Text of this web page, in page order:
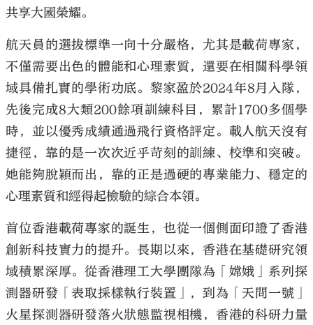
共享大國榮耀。
航天員的選拔標準一向十分嚴格，尤其是載荷專家，
不僅需要出色的體能和心理素質，還要在相關科學領
域具備扎實的學術功底。黎家盈於2024年8月入隊，
先後完成8大類200餘項訓練科目，累計1700多個學
時，並以優秀成績通過飛行資格評定。載人航天沒有
捷徑，靠的是一次次近乎苛刻的訓練、校準和突破。
她能夠脫穎而出，靠的正是過硬的專業能力、穩定的
心理素質和經得起檢驗的綜合本領。
首位香港載荷專家的誕生，也從一個側面印證了香港
創新科技實力的提升。長期以來，香港在基礎研究領
域積累深厚。從香港理工大學團隊為「嫦娥」系列探
測器研發「表取採樣執行裝置」，到為「天問一號」
火星探測器研發落火狀態監視相機，香港的科研力量